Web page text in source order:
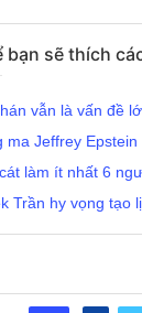
bạn sẽ thích
vẫn là vấn đề
ma Jeffrey Epstein
làm ít nhất 6
Trần hy vọng tạo